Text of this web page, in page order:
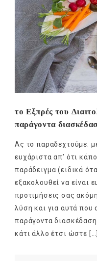
το Εξπρές του
παράγοντα
Ας το παραδεχτούμε:
ευχάριστα απ’ ότι
παράδειγμα (ειδικά
εξακολουθεί να είναι
προτιμήσεις σας
λύση και για αυτά που
παράγοντα
κάτι άλλο έτσι ώστε […]